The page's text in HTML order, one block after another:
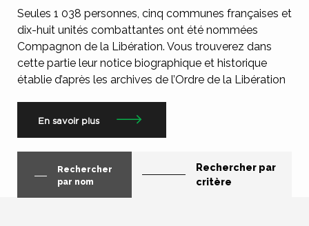
Seules 1 038 personnes, cinq communes françaises et
dix-huit unités combattantes ont été nommées
Compagnon de la Libération. Vous trouverez dans
cette partie leur notice biographique et historique
établie d’après les archives de l’Ordre de la Libération
En savoir plus
Rechercher
par nom
Rechercher par
critère